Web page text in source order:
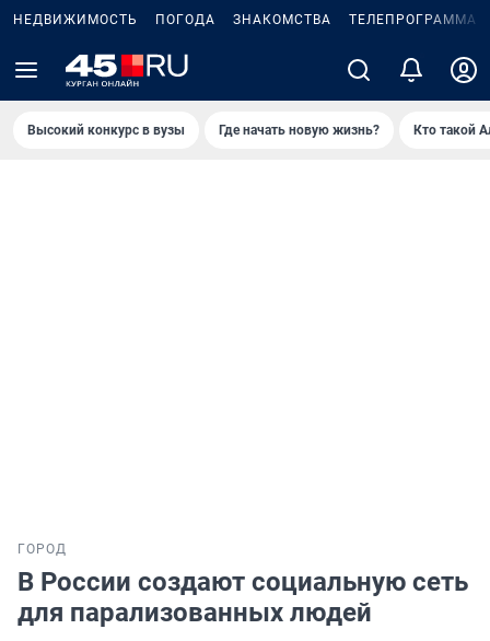
НЕДВИЖИМОСТЬ ПОГОДА ЗНАКОМСТВА ТЕЛЕПРОГРАММА
Высокий конкурс в вузы Где начать новую жизнь? Кто такой
ГОРОД
В России создают социальную сеть
для парализованных людей